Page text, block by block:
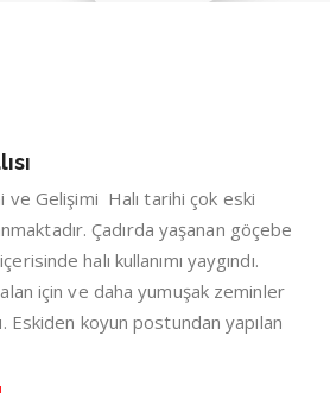
ve Gelişimi Halı tarihi çok eski
Çadırda yaşanan göçebe
halı kullanımı yaygındı.
için ve daha yumuşak zeminler
Eskiden koyun postundan yapılan